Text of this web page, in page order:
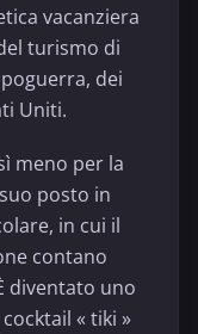
vacanziera
turismo di
dei
Uniti.
meno per la
posto in
in cui il
contano
diventato uno
« tiki »